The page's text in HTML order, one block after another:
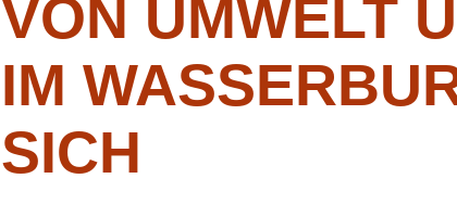
VON UMWELT
IM
SICH